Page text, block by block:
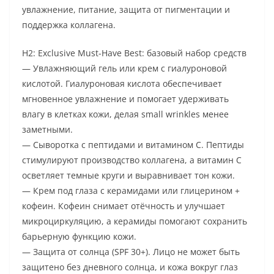
увлажнение, питание, защита от пигментации и
поддержка коллагена.
H2: Exclusive Must-Have Best: базовый набор средств
— Увлажняющий гель или крем с гиалуроновой
кислотой. Гиалуроновая кислота обеспечивает
мгновенное увлажнение и помогает удерживать
влагу в клетках кожи, делая small wrinkles менее
заметными.
— Сыворотка с пептидами и витамином C. Пептиды
стимулируют производство коллагена, а витамин C
осветляет темные круги и выравнивает тон кожи.
— Крем под глаза с керамидами или глицерином +
кофеин. Кофеин снимает отёчность и улучшает
микроциркуляцию, а керамиды помогают сохранить
барьерную функцию кожи.
— Защита от солнца (SPF 30+). Лицо не может быть
защитено без дневного солнца, и кожа вокруг глаз